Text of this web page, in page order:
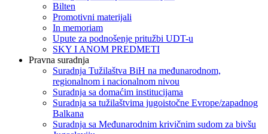
Bilten
Promotivni materijali
In memoriam
Upute za podnošenje pritužbi UDT-u
SKY I ANOM PREDMETI
Pravna suradnja
Suradnja Tužilaštva BiH na međunarodnom,
regionalnom i nacionalnom nivou
Suradnja sa domaćim institucijama
Suradnja sa tužilaštvima jugoistočne Evrope/zapadnog
Balkana
Suradnja sa Međunarodnim krivičnim sudom za bivšu